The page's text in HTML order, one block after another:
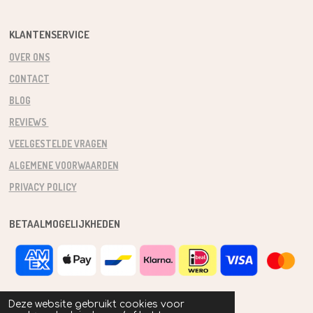
Deze website gebruikt cookies voor
KLANTENSERVICE
OVER ONS
CONTACT
BLOG
REVIEWS
VEELGESTELDE VRAGEN
ALGEMENE VOORWAARDEN
PRIVACY POLICY
BETAALMOGELIJKHEDEN